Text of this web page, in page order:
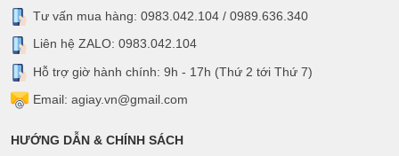
Tư vấn mua hàng: 0983.042.104 / 0989.636.340
Liên hệ ZALO: 0983.042.104
Hỗ trợ giờ hành chính: 9h - 17h (Thứ 2 tới Thứ 7)
Email: agiay.vn@gmail.com
HƯỚNG DẪN & CHÍNH SÁCH